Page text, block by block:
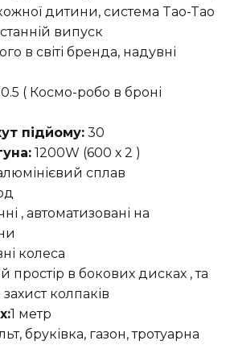
дитини, система Tao-Tao
випуск
в світі бренда, надувні
( Космо-робо в броні
підйому: 30
1200W (600 х 2 )
сплав
, автоматизовані на
колеса
простір в бокових дисках , та
колпаків
1 метр
бруківка, газон, тротуарна